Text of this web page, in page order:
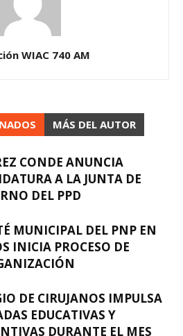
WIAC 740 AM
MÁS DEL AUTOR
CONDE ANUNCIA
A LA JUNTA DE
DEL PPD
MUNICIPAL DEL PNP EN
INICIA PROCESO DE
DE CIRUJANOS IMPULSA
EDUCATIVAS Y
DURANTE EL MES